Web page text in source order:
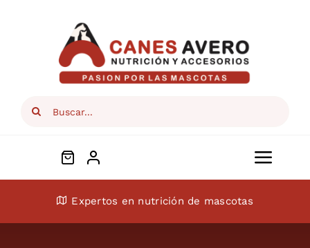
Search
ConócenosExpertos en nutrición de mascotas